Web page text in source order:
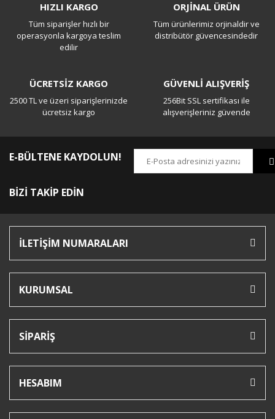
Yorum Yaz
HIZLI KARGO
Tüm siparişler hızlı bir
operasyonla kargoya teslim
edilir
ORJİNAL ÜRÜN
Tüm ürünlerimiz orjinaldir ve
distribütör güvencesindedir
ÜCRETSİZ KARGO
2500 TL ve üzeri siparişlerinizde
ücretsiz kargo
GÜVENLİ ALIŞVERİŞ
256Bit SSL sertifikası ile
alışverişleriniz güvende
E-BÜLTENE KAYDOLUN!
BİZİ TAKİP EDİN
İLETİŞİM NUMARALARI
KURUMSAL
SİPARİŞ
HESABIM